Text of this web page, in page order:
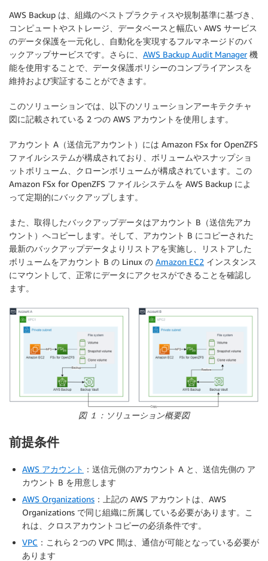
AWS Backup は、組織のベストプラクティスや規制基準に基づき、
コンピュートやストレージ、データベースと幅広い AWS サービス
のデータ保護を一元化し、自動化を実現するフルマネージドのバ
ックアップサービスです。さらに、 AWS Backup Audit Manager機
能を使用することで、データ保護ポリシーのコンプライアンスを
維持および実証することができます。
このソリューションでは、以下のソリューションアーキテクチャ
図に記載されている 2 つの AWS アカウントを使用します。
アカウント A（送信元アカウント）には Amazon FSx for OpenZFS
ファイルシステムが構成されており、ボリュームやスナップショ
ットボリューム、クローンボリュームが構成されています。この
Amazon FSx for OpenZFS ファイルシステムを AWS Backup によ
って定期的にバックアップします。
また、取得したバックアップデータはアカウント B（送信先アカ
ウント）へコピーします。そして、アカウント B にコピーされた
最新のバックアップデータよりリストアを実施し、リストアした
ボリュームをアカウント B の Linux の Amazon EC2 インスタンス
にマウントして、正常にデータにアクセスができることを確認し
ます。
図１： ソリューション概要図
前提条件
AWS アカウント ：送信元側のアカウント A と、送信先側の ア
カウント B を用意します
AWS Organizations ：上記の AWS アカウントは、AWS
Organizations で同じ組織に所属している必要があります。こ
れは、クロスアカウントコピーの必須条件です。
VPC ：これら２つの VPC 間は、通信が可能となっている必要が
あります